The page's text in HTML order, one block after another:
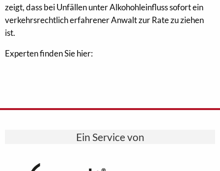
zeigt, dass bei Unfällen unter Alkohohleinfluss sofort ein
verkehrsrechtlich erfahrener Anwalt zur Rate zu ziehen
ist.
Experten finden Sie hier:
Ein Service von